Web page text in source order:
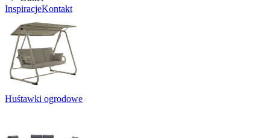
InspiracjeKontakt
Huśtawki ogrodowe